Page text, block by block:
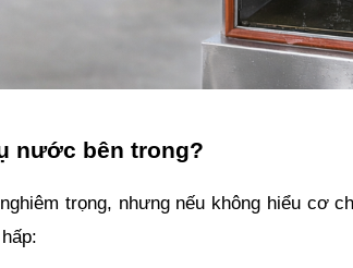
nước bên trong?
trọng, nhưng nếu không hiểu cơ